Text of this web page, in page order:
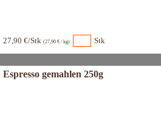
27,90 €/Stk (27,90 € / kg) Stk
Espresso gemahlen 250g